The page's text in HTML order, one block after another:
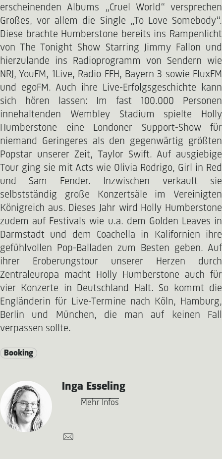
erscheinenden Albums „Cruel World“ versprechen
Großes, vor allem die Single „To Love Somebody“.
Diese brachte Humberstone bereits ins Rampenlicht
von The Tonight Show Starring Jimmy Fallon und
hierzulande ins Radioprogramm von Sendern wie
NRJ, YouFM, 1Live, Radio FFH, Bayern 3 sowie FluxFM
und egoFM. Auch ihre Live-Erfolgsgeschichte kann
sich hören lassen: Im fast 100.000 Personen
innehaltenden Wembley Stadium spielte Holly
Humberstone eine Londoner Support-Show für
niemand Geringeres als den gegenwärtig größten
Popstar unserer Zeit, Taylor Swift. Auf ausgiebige
Tour ging sie mit Acts wie Olivia Rodrigo, Girl in Red
und Sam Fender. Inzwischen verkauft sie
selbstständig große Konzertsäle im Vereinigten
Königreich aus. Dieses Jahr wird Holly Humberstone
zudem auf Festivals wie u.a. dem Golden Leaves in
Darmstadt und dem Coachella in Kalifornien ihre
gefühlvollen Pop-Balladen zum Besten geben. Auf
ihrer Eroberungstour unserer Herzen durch
Zentraleuropa macht Holly Humberstone auch für
vier Konzerte in Deutschland Halt. So kommt die
Engländerin für Live-Termine nach Köln, Hamburg,
Berlin und München, die man auf keinen Fall
verpassen sollte.
Booking
Inga Esseling
Mehr Infos